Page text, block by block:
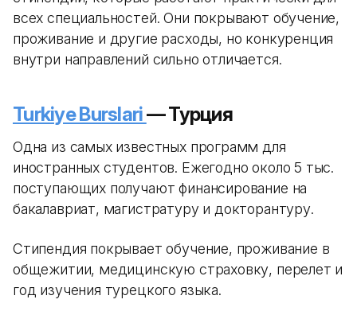
всех специальностей. Они покрывают обучение,
проживание и другие расходы, но конкуренция
внутри направлений сильно отличается.
Turkiye Burslari— Турция
Одна из самых известных программ для
иностранных студентов. Ежегодно около 5 тыс.
поступающих получают финансирование на
бакалавриат, магистратуру и докторантуру.
Стипендия покрывает обучение, проживание в
общежитии, медицинскую страховку, перелет и
год изучения турецкого языка.